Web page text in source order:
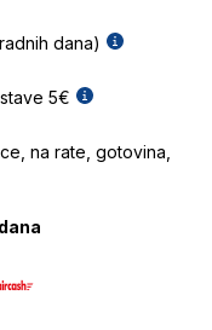
dana)
5€
na rate, gotovina,